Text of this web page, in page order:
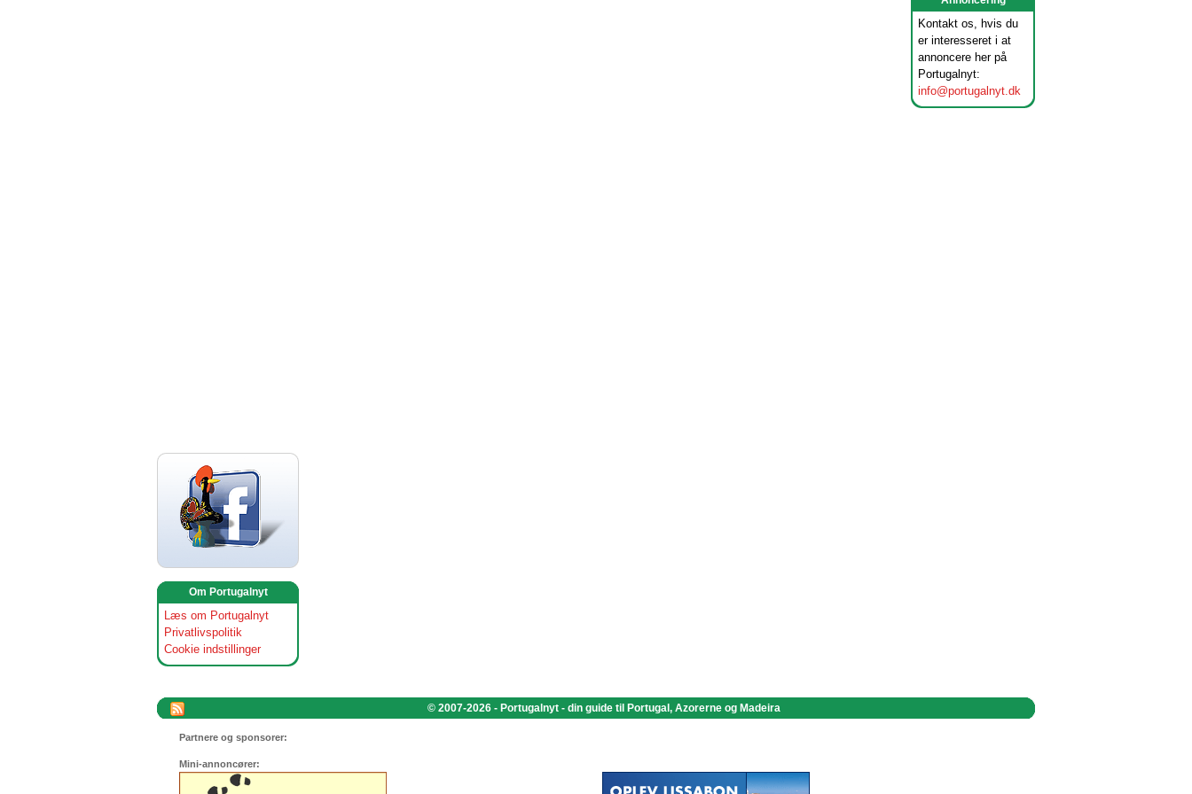
Kontakt os, hvis du
er interesseret i at
annoncere her på
Portugalnyt:
info@portugalnyt.dk
Om Portugalnyt
Læs om Portugalnyt
Privatlivspolitik
Cookie indstillinger
© 2007-2026 - Portugalnyt - din guide til Portugal, Azorerne og Madeira
Partnere og sponsorer:
Mini-annoncører: